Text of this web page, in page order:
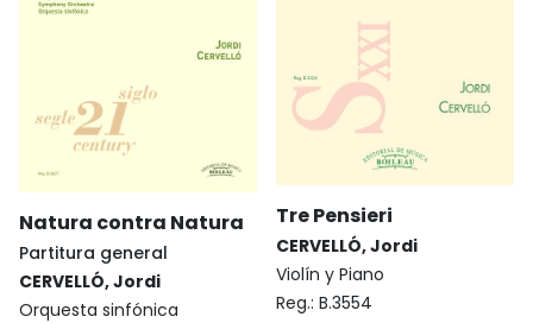
Natura contra Natura
Partitura general
CERVELLÓ, Jordi
Orquesta sinfónica
Tre Pensieri
CERVELLÓ, Jordi
Violín y Piano
Reg.: B.3554